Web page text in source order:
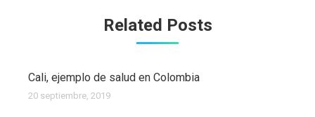
Related Posts
Cali, ejemplo de salud en Colombia
20 septiembre, 2019